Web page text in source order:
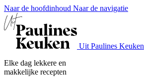
Naar de hoofdinhoud Naar de navigatie
Uit Paulines Keuken
Elke dag lekkere en
makkelijke recepten